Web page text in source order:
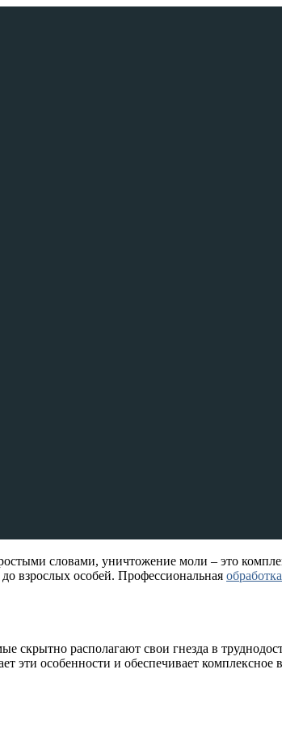
словами, уничтожение моли – это
взрослых особей. Профессиональная
скрытно располагают свои гнезда в
эти особенности и обеспечивает